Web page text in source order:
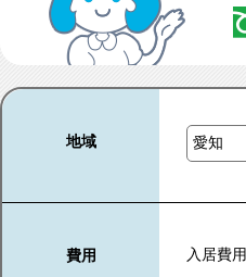
地域
費用 入居費用